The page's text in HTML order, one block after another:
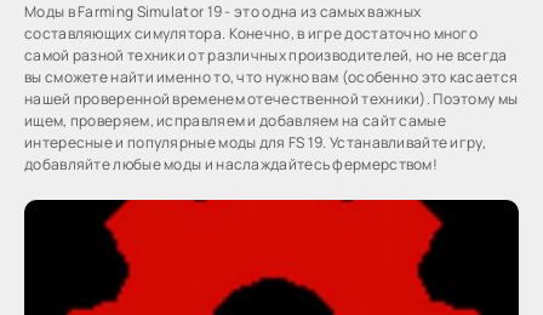
Моды в Farming Simulator 19 - это одна из самых важных
составляющих симулятора. Конечно, в игре достаточно много
самой разной техники от различных производителей, но не всегда
вы сможете найти именно то, что нужно вам (особенно это касается
нашей проверенной временем отечественной техники). Поэтому мы
ищем, проверяем, исправляем и добавляем на сайт самые
интересные и популярные моды для FS 19. Устанавливайте игру,
добавляйте любые моды и наслаждайтесь фермерством!